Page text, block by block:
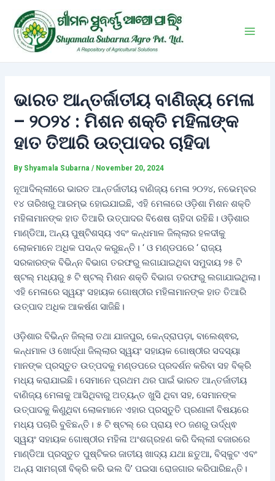
content
ଭାରତ ଆନ୍ତର୍ଜାତୀୟ ବାଣିଜ୍ୟ ମେଳା
– ୨୦୨୪ : ମିଶନ ଶକ୍ତି ମହିଳାଙ୍କ
ହାତ ତିଆରି ଉତ୍ପାଦର ଚାହିଦା
By Shyamala Subarna/ November 20, 2024
ନୂଆଦିଲ୍ଲୀରେ ଭାରତ ଆନ୍ତର୍ଜାତୀୟ ବାଣିଜ୍ୟ ମେଳା ୨୦୨୪, ନଭେମ୍ବର
୧୪ ତାରିଖରୁ ଆରମ୍ଭ ହୋଇଯାଇଛି, ଏହି ମେଳାରେ ଓଡ଼ିଶା ମିଶନ ଶକ୍ତି
ମହିଳାମାନଙ୍କ ହାତ ତିଆରି ଉତ୍ପାଦର ବିଶେଷ ଚାହିଦା ରହିଛି। ଓଡ଼ିଶାର
ମାଣ୍ଡିଆ, ଅନ୍ୟ ପୁଷ୍ଟିଶସ୍ୟ ଏବଂ କନ୍ଧମାଳ ଜିଲ୍ଲାର ହଳଦୀକୁ
ଲୋକମାନେ ଅଧିକ ପସନ୍ଦ କରୁଛନ୍ତି। ‘ ଓ ମଣ୍ଡପରେ ‘ ରାଜ୍ୟ
ସରକାରଙ୍କ ବିଭିନ୍ନ ବିଭାଗ ତରଫରୁ ଲଗାଯାଇଥିବା ସମୁଦାୟ ୨୫ ଟି
ଷ୍ଟଲ୍ ମଧ୍ୟରୁ ୫ ଟି ଷ୍ଟଲ୍ ମିଶନ ଶକ୍ତି ବିଭାଗ ତରଫରୁ ଲଗାଯାଇଥିଲା।
ଏହି ମେଳାରେ ସ୍ୱୟଂ ସହାୟକ ଗୋଷ୍ଠୀର ମହିଳାମାନଙ୍କ ହାତ ତିଆରି
ଉତ୍ପାଦ ଅଧିକ ଆକର୍ଷଣ ସାଜିଛି।
ଓଡ଼ିଶାର ବିଭିନ୍ନ ଜିଲ୍ଲା ତଥା ଯାଜପୁର, କେନ୍ଦ୍ରାପଡ଼ା, ବାଲେଶ୍ଵର,
କନ୍ଧମାଳ ଓ ଖୋର୍ଦ୍ଧା ଜିଲ୍ଲାର ସ୍ୱୟଂ ସହାୟକ ଗୋଷ୍ଠୀର ସଦସ୍ୟା
ମାନଙ୍କ ପ୍ରସ୍ତୁତ ଉତ୍ପଦକୁ ମଣ୍ଡପରେ ପ୍ରଦର୍ଶନ କରିବା ସହ ବିକ୍ରି
ମଧ୍ୟ କରାଯାଇଛି। ସେମାନେ ପ୍ରଥମ ଥର ପାଇଁ ଭାରତ ଆନ୍ତର୍ଜାତୀୟ
ବାଣିଜ୍ୟ ମେଳାକୁ ଆସିଥିବାରୁ ଅତ୍ୟନ୍ତ ଖୁସି ଥିବା ସହ, ସେମାନଙ୍କ
ଉତ୍ପାଦକୁ କିଣୁଥିବା ଲୋକମାନେ ଏହାର ପ୍ରସ୍ତୁତି ପ୍ରଣାଳୀ ବିଷୟରେ
ମଧ୍ୟ ପଚାରି ବୁଝିଛନ୍ତି। ୫ ଟି ଷ୍ଟଲ୍ ରେ ପ୍ରାୟ ୧୦ ଜଣରୁ ଊର୍ଦ୍ଧ୍ଵ
ସ୍ୱୟଂ ସହାୟକ ଗୋଷ୍ଠୀର ମହିଳା ଅଂଶଗ୍ରହଣ କରି ଦିଲ୍ଲୀ ବଜାରରେ
ମାଣ୍ଡିଆ ପ୍ରସ୍ତୁତ ପୁଷ୍ଟିକର ଜାତୀୟ ଖାଦ୍ୟ ଯଥା ଛତୁଆ, ବିସ୍କୁଟ ଏବଂ
ଅନ୍ୟ ସାମଗ୍ରୀ ବିକ୍ରି କରି ଭଲ ଦି’ ପଇସା ରୋଜଗାର କରିପାରିଛନ୍ତି।
navigation